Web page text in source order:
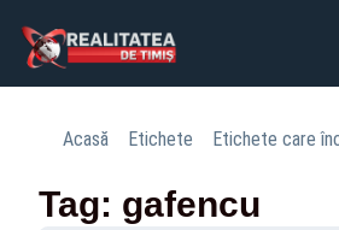
Acasă Etichete Etichete care
Tag: gafencu